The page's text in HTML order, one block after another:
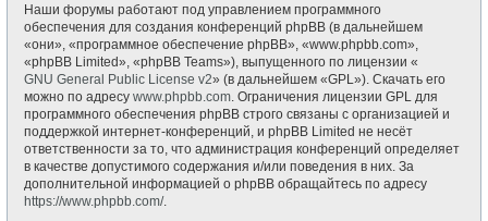
Наши форумы работают под управлением программного
обеспечения для создания конференций phpBB (в дальнейшем
«они», «программное обеспечение phpBB», «www.phpbb.com»,
«phpBB Limited», «phpBB Teams»), выпущенного по лицензии «
GNU General Public License v2» (в дальнейшем «GPL»). Скачать его
можно по адресу www.phpbb.com . Ограничения лицензии GPL для
программного обеспечения phpBB строго связаны с организацией и
поддержкой интернет-конференций, и phpBB Limited не несёт
ответственности за то, что администрация конференций определяет
в качестве допустимого содержания и/или поведения в них. За
дополнительной информацией о phpBB обращайтесь по адресу
https://www.phpbb.com/.